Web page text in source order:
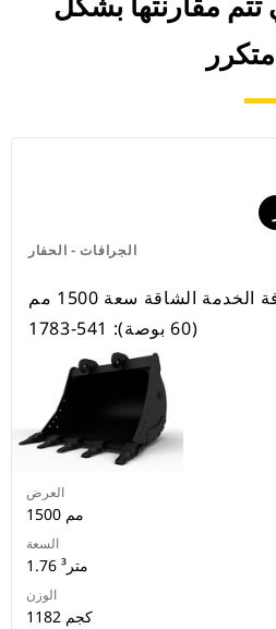
تتم مقارنتها بشكل
الجرافات - الحفار
جرافة الخدمة الشاقة سعة 1500 مم
(60 بوصة): 541-1783
العرض
1500 مم
السعة
1.76 متر³
الوزن
1182 كجم